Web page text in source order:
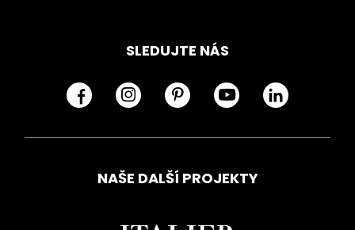
SLEDUJTE NÁS
NAŠE DALŠÍ PROJEKTY